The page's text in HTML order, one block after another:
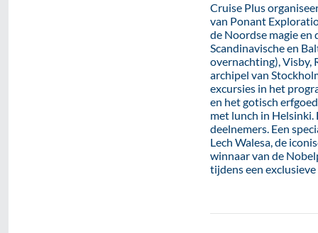
Cruise Plus
van Ponant
de Noordse magie
Scandinavische en
overnachting), Visby,
archipel van
excursies in het
en het gotisch
met lunch in Helsinki.
deelnemers. Een
Lech Walesa, de
winnaar van de
tijdens een